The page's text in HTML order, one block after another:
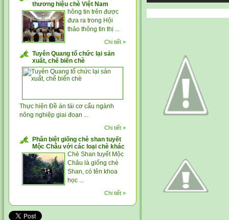
thương hiệu chè Việt Nam
hông tin trên được
đưa ra trong Hội
thảo thông tin thị ...
Chi tiết »
Tuyên Quang tổ chức lại sản
xuất, chế biến chè
Thực hiện Đề án tái cơ cấu ngành
nông nghiệp giai đoạn ...
Chi tiết »
Phân biệt giống chè shan tuyết
Mộc Châu với các loại chè khác
Chè Shan tuyết Mộc
Châu là giống chè
Shan, có tên khoa
học ...
Chi tiết »